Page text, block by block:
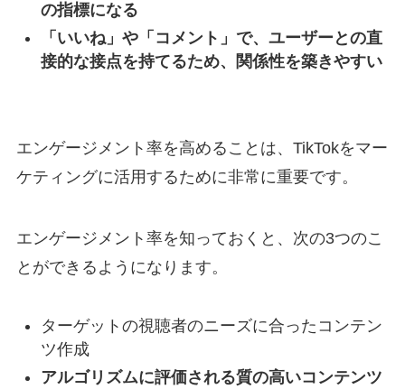
の指標になる
「いいね」や「コメント」で、ユーザーとの直
接的な接点を持てるため、関係性を築きやすい
エンゲージメント率を高めることは、TikTokをマー
ケティングに活用するために非常に重要です。
エンゲージメント率を知っておくと、次の3つのこ
とができるようになります。
ターゲットの視聴者のニーズに合ったコンテン
ツ作成
アルゴリズムに評価される質の高いコンテンツ